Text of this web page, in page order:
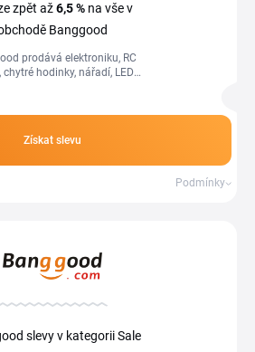
výprodeji i během akcí jako Black
zpět až6,5 %na vše v
Banggood
prodává elektroniku, RC
chytré hodinky, nářadí, LED
Banggood...
Získat slevu
Podmínky
slevy v kategorii Sale